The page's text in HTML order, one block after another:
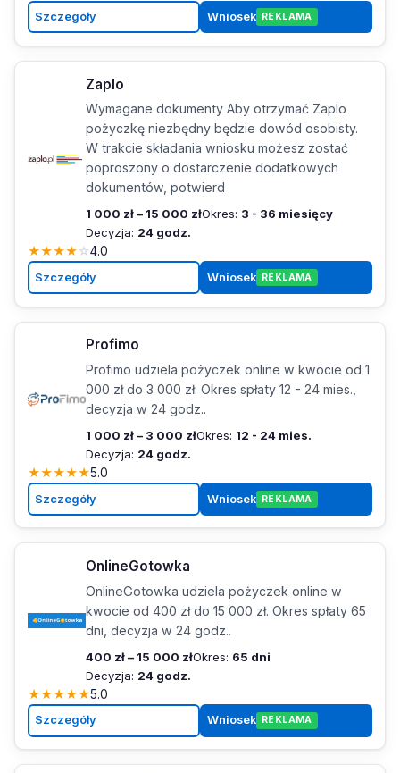
Szczegóły Wniosek REKLAMA
Zaplo
Wymagane dokumenty Aby otrzymać Zaplo
pożyczkę niezbędny będzie dowód osobisty.
W trakcie składania wniosku możesz zostać
poproszony o dostarczenie dodatkowych
dokumentów, potwierd
1 000 zł – 15 000 złOkres: 3 - 36 miesięcy
Decyzja: 24 godz.
★★★★☆4.0
Szczegóły Wniosek REKLAMA
Profimo
Profimo udziela pożyczek online w kwocie od 1
000 zł do 3 000 zł. Okres spłaty 12 - 24 mies.,
decyzja w 24 godz..
1 000 zł – 3 000 złOkres: 12 - 24 mies.
Decyzja: 24 godz.
★★★★★5.0
Szczegóły Wniosek REKLAMA
OnlineGotowka
OnlineGotowka udziela pożyczek online w
kwocie od 400 zł do 15 000 zł. Okres spłaty 65
dni, decyzja w 24 godz..
400 zł – 15 000 złOkres: 65 dni
Decyzja: 24 godz.
★★★★★5.0
Szczegóły Wniosek REKLAMA